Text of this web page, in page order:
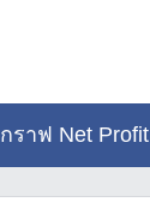
กราฟ Net Profit